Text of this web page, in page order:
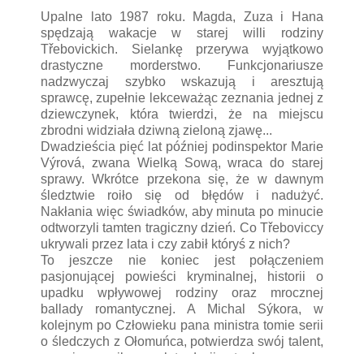
Upalne lato 1987 roku. Magda, Zuza i Hana
spędzają wakacje w starej willi rodziny
Třebovickich. Sielankę przerywa wyjątkowo
drastyczne morderstwo. Funkcjonariusze
nadzwyczaj szybko wskazują i aresztują
sprawcę, zupełnie lekceważąc zeznania jednej z
dziewczynek, która twierdzi, że na miejscu
zbrodni widziała dziwną zieloną zjawę...
Dwadzieścia pięć lat później podinspektor Marie
Výrová, zwana Wielką Sową, wraca do starej
sprawy. Wkrótce przekona się, że w dawnym
śledztwie roiło się od błędów i nadużyć.
Nakłania więc świadków, aby minuta po minucie
odtworzyli tamten tragiczny dzień. Co Třeboviccy
ukrywali przez lata i czy zabił któryś z nich?
To jeszcze nie koniec jest połączeniem
pasjonującej powieści kryminalnej, historii o
upadku wpływowej rodziny oraz mrocznej
ballady romantycznej. A Michal Sýkora, w
kolejnym po Człowieku pana ministra tomie serii
o śledczych z Ołomuńca, potwierdza swój talent,